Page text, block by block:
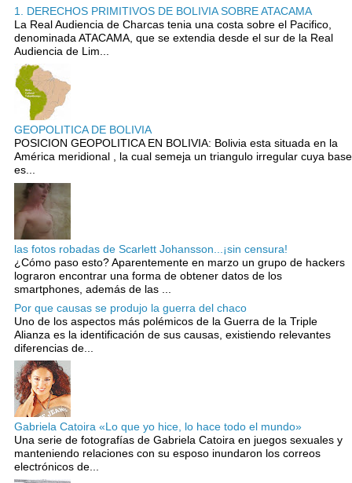
1. DERECHOS PRIMITIVOS DE BOLIVIA SOBRE ATACAMA
La Real Audiencia de Charcas tenia una costa sobre el Pacifico,
denominada ATACAMA, que se extendia desde el sur de la Real
Audiencia de Lim...
GEOPOLITICA DE BOLIVIA
POSICION GEOPOLITICA EN BOLIVIA: Bolivia esta situada en la
América meridional , la cual semeja un triangulo irregular cuya base
es...
las fotos robadas de Scarlett Johansson...¡sin censura!
¿Cómo paso esto? Aparentemente en marzo un grupo de hackers
lograron encontrar una forma de obtener datos de los
smartphones, además de las ...
Por que causas se produjo la guerra del chaco
Uno de los aspectos más polémicos de la Guerra de la Triple
Alianza es la identificación de sus causas, existiendo relevantes
diferencias de...
Gabriela Catoira «Lo que yo hice, lo hace todo el mundo»
Una serie de fotografías de Gabriela Catoira en juegos sexuales y
manteniendo relaciones con su esposo inundaron los correos
electrónicos de...